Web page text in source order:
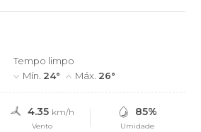
Tempo limpo
Mín. 24° Máx. 26°
4.35 km/h
Vento
85%
Umidade